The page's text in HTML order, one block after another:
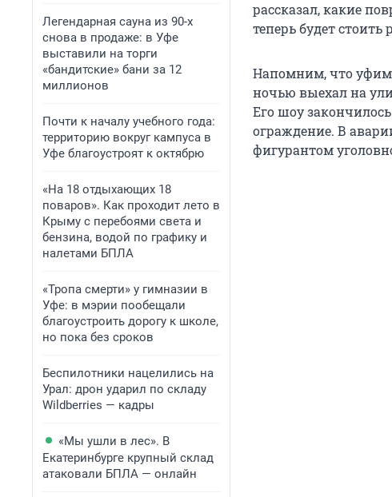
Легендарная сауна из 90-х
снова в продаже: в Уфе
выставили на торги
«бандитские» бани за 12
миллионов
Почти к началу учебного года:
территорию вокруг кампуса в
Уфе благоустроят к октябрю
«На 18 отдыхающих 18
поваров». Как проходит лето в
Крыму с перебоями света и
бензина, водой по графику и
налетами БПЛА
«Тропа смерти» у гимназии в
Уфе: в мэрии пообещали
благоустроить дорогу к школе,
но пока без сроков
Беспилотники нацелились на
Урал: дрон ударил по складу
Wildberries — кадры
«Мы ушли в лес». В
Екатеринбурге крупный склад
атаковали БПЛА — онлайн
рассказал, какие
теперь будет стоить
Напомним, что
ночью выехал на
Его шоу
ограждение. В
фигурантом